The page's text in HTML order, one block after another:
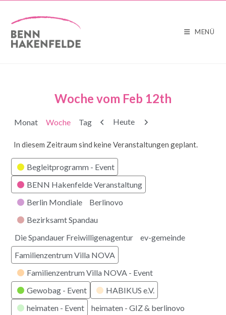
MENÜ
Woche vom Feb 12th
Monat Woche Tag Zurück
Heute Weiter
In diesem Zeitraum sind keine Veranstaltungen geplant.
Kategorien
Begleitprogramm - Event
BENN Hakenfelde Veranstaltung
Berlin Mondiale
Berlinovo
Bezirksamt Spandau
Die Spandauer Freiwilligenagentur
ev-gemeinde
Familienzentrum Villa NOVA
Familienzentrum Villa NOVA - Event
Gewobag - Event
HABIKUS e.V.
heimaten - Event
heimaten - GIZ & berlinovo